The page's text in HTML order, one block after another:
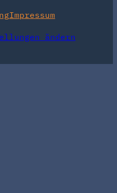
Impressum
ändern